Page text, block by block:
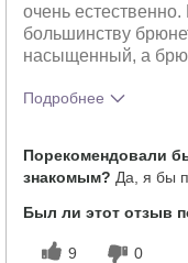
очень
большинству
насыщенный, а
Подробнее
продукта?
Как отличается
этого продукта от
Порекомендовали
знакомым? Да, я бы
Был ли этот отзыв
9 0